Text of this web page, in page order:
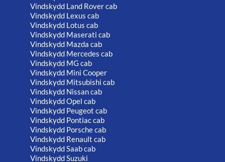
Vindskydd Land Rover cab
Vindskydd Lexus cab
Vindskydd Lotus cab
Vindskydd Maserati cab
Vindskydd Mazda cab
Vindskydd Mercedes cab
Vindskydd MG cab
Vindskydd Mini Cooper
Vindskydd Mitsubishi cab
Vindskydd Nissan cab
Vindskydd Opel cab
Vindskydd Peugeot cab
Vindskydd Pontiac cab
Vindskydd Porsche cab
Vindskydd Renault cab
Vindskydd Saab cab
Vindskydd Suzuki